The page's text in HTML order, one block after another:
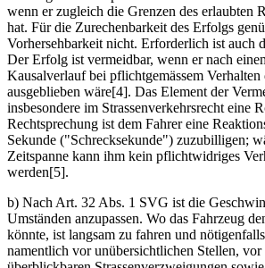
wenn er zugleich die Grenzen des erlaubten
hat. Für die Zurechenbarkeit des Erfolgs
Vorhersehbarkeit nicht. Erforderlich ist auch
Der Erfolg ist vermeidbar, wenn er nach
Kausalverlauf bei pflichtgemässem Verhalten
ausgeblieben wäre[4]. Das Element der
insbesondere im Strassenverkehrsrecht eine
Rechtsprechung ist dem Fahrer eine
Sekunde ("Schrecksekunde") zuzubilligen;
Zeitspanne kann ihm kein pflichtwidriges
werden[5].
b) Nach Art. 32 Abs. 1 SVG ist die
Umständen anzupassen. Wo das Fahrzeug
könnte, ist langsam zu fahren und
namentlich vor unübersichtlichen Stellen,